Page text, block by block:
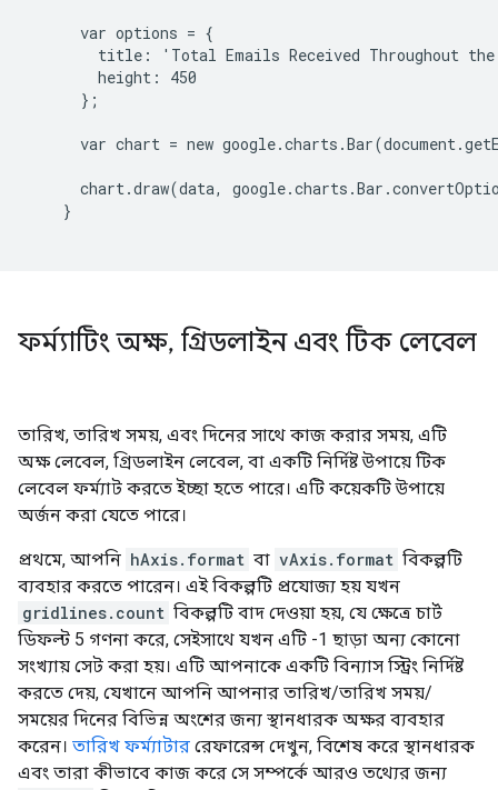
      var options = {
title: 'Total Emails Received Throughout
        height: 450
      };
var chart = new
chart.draw(data,
    }
ফর্ম্যাটিং অক্ষ, গ্রিডলাইন এবং টিক লেবেল
তারিখ, তারিখ সময়, এবং দিনের সাথে কাজ করার সময়, এটি
অক্ষ লেবেল, গ্রিডলাইন লেবেল, বা একটি নির্দিষ্ট উপায়ে টিক
লেবেল ফর্ম্যাট করতে ইচ্ছা হতে পারে। এটি কয়েকটি উপায়ে
অর্জন করা যেতে পারে।
প্রথমে, আপনি hAxis.format বা vAxis.format বিকল্পটি
ব্যবহার করতে পারেন। এই বিকল্পটি প্রযোজ্য হয় যখন
gridlines.count বিকল্পটি বাদ দেওয়া হয়, যে ক্ষেত্রে চার্ট
ডিফল্ট 5 গণনা করে, সেইসাথে যখন এটি -1 ছাড়া অন্য কোনো
সংখ্যায় সেট করা হয়। এটি আপনাকে একটি বিন্যাস স্ট্রিং নির্দিষ্ট
করতে দেয়, যেখানে আপনি আপনার তারিখ/তারিখ সময়/
সময়ের দিনের বিভিন্ন অংশের জন্য স্থানধারক অক্ষর ব্যবহার
করেন। তারিখ ফর্ম্যাটার রেফারেন্স দেখুন, বিশেষ করে স্থানধারক
এবং তারা কীভাবে কাজ করে সে সম্পর্কে আরও তথ্যের জন্য